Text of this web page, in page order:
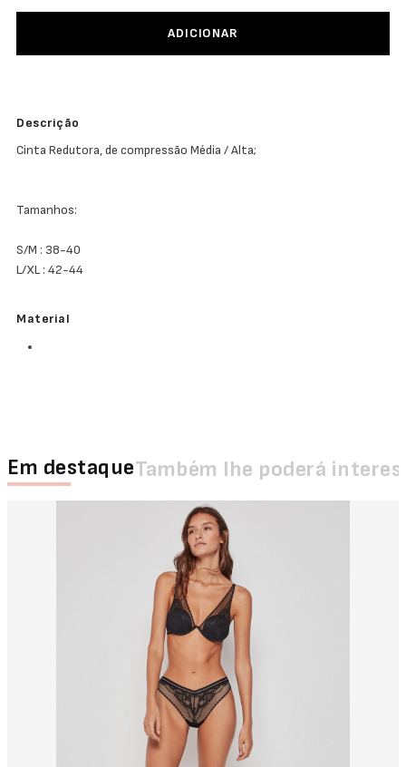
ADICIONAR
Descrição
Cinta Redutora, de compressão Média / Alta;
Tamanhos:
S/M : 38-40
L/XL : 42-44
Material
Em destaqueTambém lhe poderá